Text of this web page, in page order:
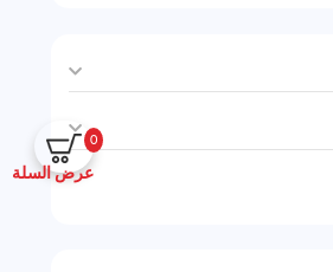
0
عرض السلة